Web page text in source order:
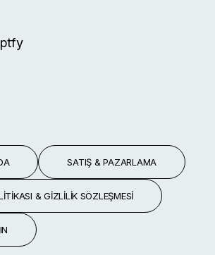
SATIŞ & PAZARLAMA
& GIZLILIK SÖZLEŞMESI